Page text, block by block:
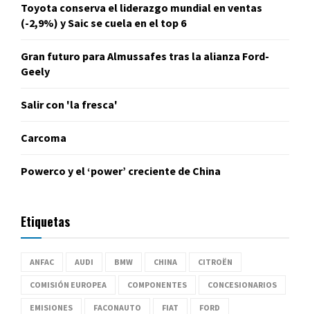
Toyota conserva el liderazgo mundial en ventas
(-2,9%) y Saic se cuela en el top 6
Gran futuro para Almussafes tras la alianza Ford-
Geely
Salir con 'la fresca'
Carcoma
Powerco y el ‘power’ creciente de China
Etiquetas
ANFAC AUDI BMW CHINA CITROËN
COMISIÓN EUROPEA COMPONENTES CONCESIONARIOS
EMISIONES FACONAUTO FIAT FORD